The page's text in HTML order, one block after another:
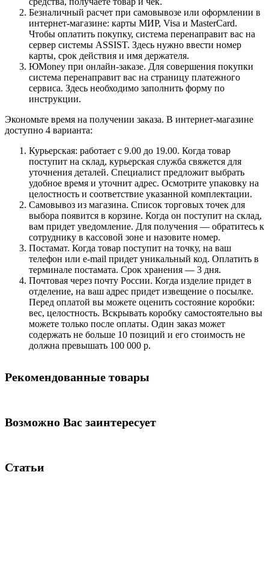
Безналичный расчет при самовывозе или оформлении в
интернет-магазине: карты МИР, Visa и MasterCard.
Чтобы оплатить покупку, система перенаправит вас на
сервер системы ASSIST. Здесь нужно ввести номер
карты, срок действия и имя держателя.
ЮMoney при онлайн-заказе. Для совершения покупки
система перенаправит вас на страницу платежного
сервиса. Здесь необходимо заполнить форму по
инструкции.
Экономьте время на получении заказа. В интернет-магазине
доступно 4 варианта:
Курьерская: работает с 9.00 до 19.00. Когда товар
поступит на склад, курьерская служба свяжется для
уточнения деталей. Специалист предложит выбрать
удобное время и уточнит адрес. Осмотрите упаковку на
целостность и соответствие указанной комплектации.
Самовывоз из магазина. Список торговых точек для
выбора появится в корзине. Когда он поступит на склад,
вам придет уведомление. Для получения — обратитесь к
сотруднику в кассовой зоне и назовите номер.
Постамат. Когда товар поступит на точку, на ваш
телефон или e-mail придет уникальный код. Оплатить в
терминале постамата. Срок хранения — 3 дня.
Почтовая через почту России. Когда изделие придет в
отделение, на ваш адрес придет извещение о посылке.
Перед оплатой вы можете оценить состояние коробки:
вес, целостность. Вскрывать коробку самостоятельно вы
можете только после оплаты. Один заказ может
содержать не больше 10 позиций и его стоимость не
должна превышать 100 000 р.
Рекомендованные товары
Возможно Вас заинтересует
Статьи